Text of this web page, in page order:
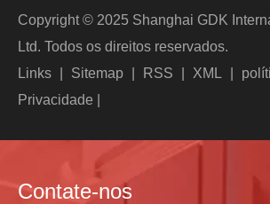
Copyright © 2025 Shanghai GDK
Ltd. Todos os direitos reservados.
Links
Sitemap RSS XML
Privacidade
Contate-nos